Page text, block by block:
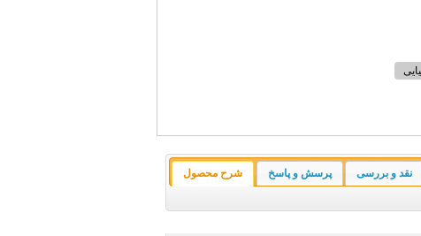
شرح محصول پرسش و پاسخ نقد و بررسی